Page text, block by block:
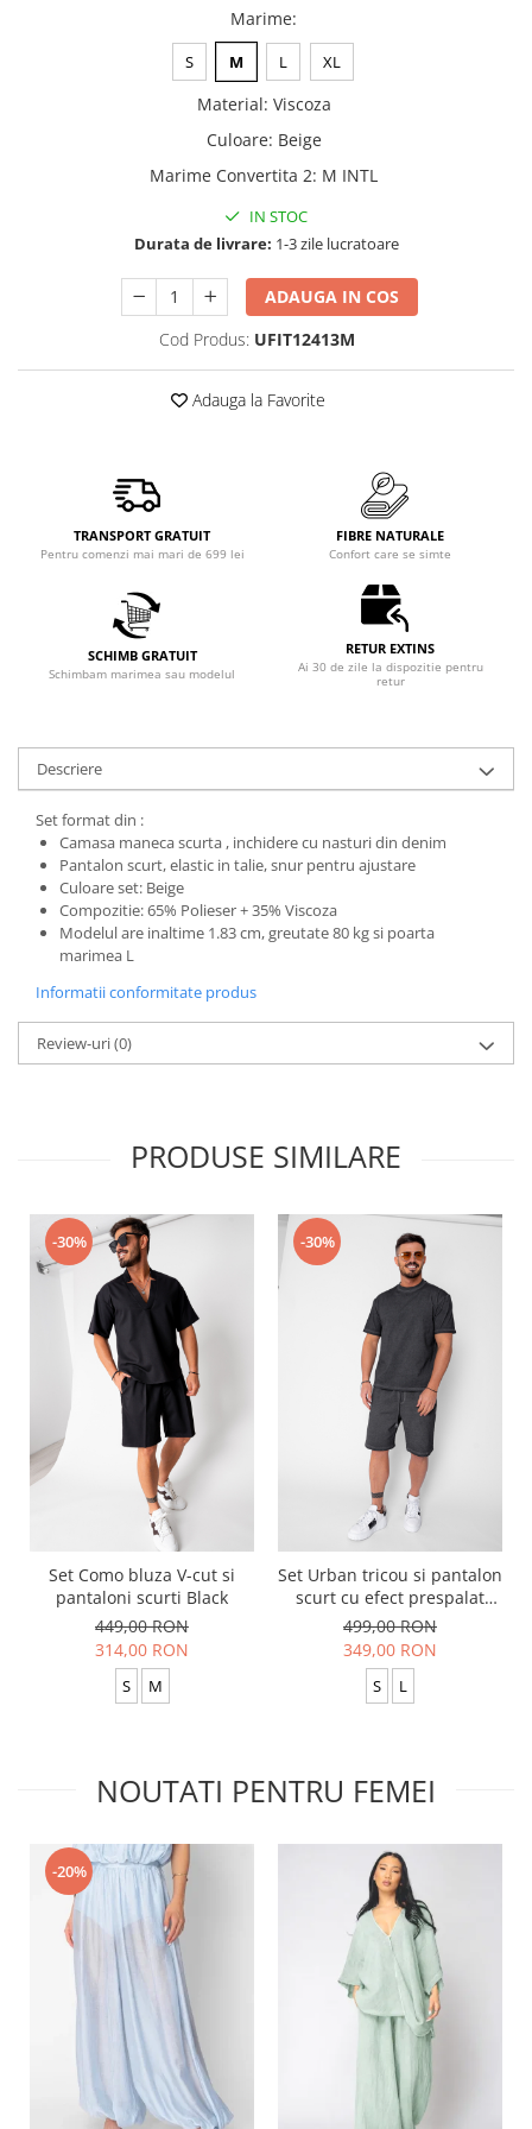
Marime:
S M L XL
Material: Viscoza
Culoare: Beige
Marime Convertita 2: M INTL
IN STOC
Durata de livrare: 1-3 zile lucratoare
ADAUGA IN COS
Cod Produs: UFIT12413M
Adauga la Favorite
TRANSPORT GRATUIT
Pentru comenzi mai mari de 699 lei
FIBRE NATURALE
Confort care se simte
SCHIMB GRATUIT
Schimbam marimea sau modelul
RETUR EXTINS
Ai 30 de zile la dispozitie pentru
retur
Descriere
Set format din :
Camasa maneca scurta , inchidere cu nasturi din denim
Pantalon scurt, elastic in talie, snur pentru ajustare
Culoare set: Beige
Compozitie: 65% Polieser + 35% Viscoza
Modelul are inaltime 1.83 cm, greutate 80 kg si poarta
marimea L
Informatii conformitate produs
Review-uri(0)
PRODUSE SIMILARE
-30%
Set Como bluza V-cut si
pantaloni scurti Black
449,00 RON
314,00 RON
S M
-30%
Set Urban tricou si pantalon
scurt cu efect prespalat
Black
499,00 RON
349,00 RON
S L
NOUTATI PENTRU FEMEI
-20%